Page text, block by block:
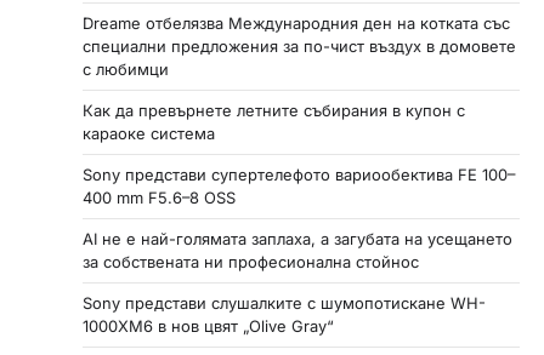
Dreame отбелязва Международния ден на котката със
специални предложения за по-чист въздух в домовете
с любимци
Как да превърнете летните събирания в купон с
караоке система
Sony представи супертелефото вариообектива FE 100–
400 mm F5.6–8 OSS
AI не е най-голямата заплаха, а загубата на усещането
за собствената ни професионална стойнос
Sony представи слушалките с шумопотискане WH-
1000XM6 в нов цвят „Olive Gray“